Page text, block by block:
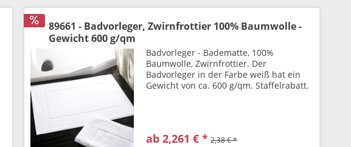
89661 - Badvorleger, Zwirnfrottier 100% Baumwolle -
Gewicht 600 g/qm
Badvorleger - Badematte, 100%
Baumwolle, Zwirnfrottier. Der
Badvorleger in der Farbe weiß hat ein
Gewicht von ca. 600 g/qm. Staffelrabatt.
ab 2,261 € * 2,38 € *